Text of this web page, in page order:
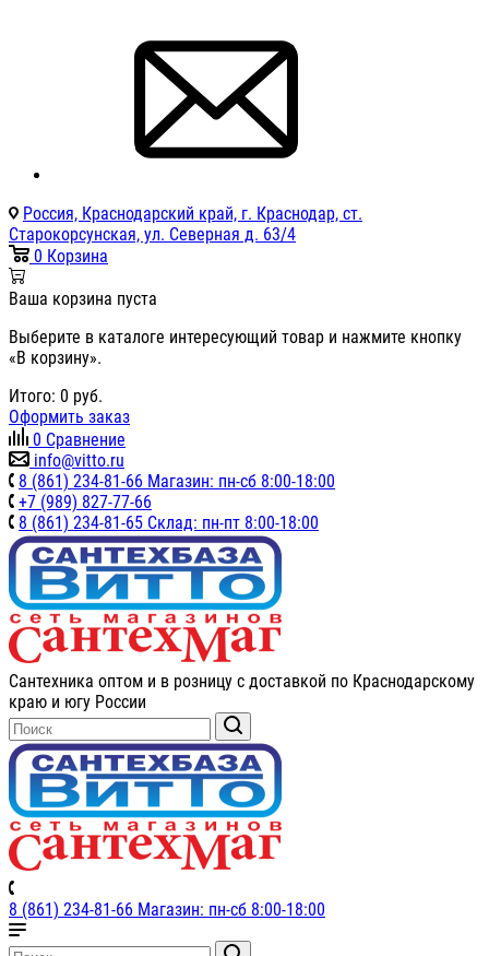
Россия, Краснодарский край, г. Краснодар, ст.
Старокорсунская, ул. Северная д. 63/4
0 Корзина
Ваша корзина пуста
Выберите в каталоге интересующий товар и нажмите кнопку
«В корзину».
Итого: 0 руб.
Оформить заказ
0 Сравнение
info@vitto.ru
8 (861) 234-81-66 Магазин: пн-сб 8:00-18:00
+7 (989) 827-77-66
8 (861) 234-81-65 Склад: пн-пт 8:00-18:00
Сантехника оптом и в розницу с доставкой по Краснодарскому
краю и югу России
8 (861) 234-81-66 Магазин: пн-сб 8:00-18:00